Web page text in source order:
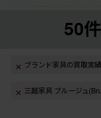
50件
ブランド家具の買取実績
三越家具 ブルージュ